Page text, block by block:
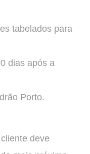
tabelados para
dias após a
Porto.
deve